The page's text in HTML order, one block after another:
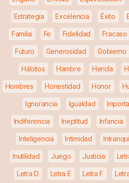
Estrategia Excelencia Éxito
Familia Fe Fidelidad Fracaso
Futuro Generosidad Gobierno
Hábitos Hambre Herida
Hombres Honestidad Honor
Ignorancia Igualdad
Indiferencia Ineptitud Infancia
Inteligencia Intimidad
Inutilidad Juego Justicia
Letra D Letra E Letra F